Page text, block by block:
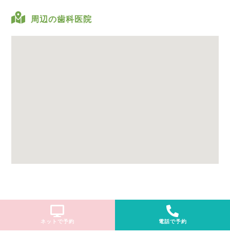
周辺の歯科医院
ネットで予約 電話で予約